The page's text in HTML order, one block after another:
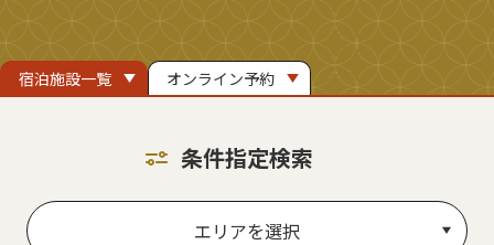
宿泊施設一覧 オンライン予約
条件指定検索
エリアを選択